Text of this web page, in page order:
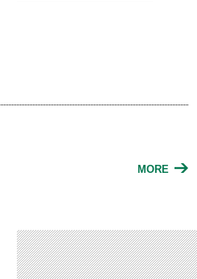
MORE